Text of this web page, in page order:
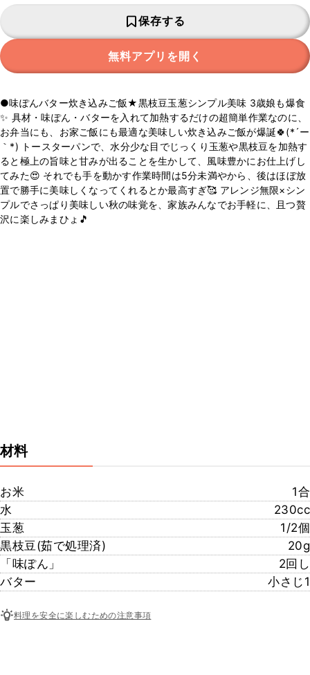
保存する
無料アプリを開く
●味ぽんバター炊き込みご飯★黒枝豆玉葱シンプル美味 3歳娘も爆食
✨ 具材・味ぽん・バターを入れて加熱するだけの超簡単作業なのに、
お弁当にも、お家ご飯にも最適な美味しい炊き込みご飯が爆誕🍀(*´ー
｀*) トースターパンで、水分少な目でじっくり玉葱や黒枝豆を加熱す
ると極上の旨味と甘みが出ることを生かして、風味豊かにお仕上げし
てみた😍 それでも手を動かす作業時間は5分未満やから、後はほぼ放
置で勝手に美味しくなってくれるとか最高すぎ🥰 アレンジ無限×シン
プルでさっぱり美味しい秋の味覚を、家族みんなでお手軽に、且つ贅
沢に楽しみまひょ🎵
材料
お米
1合
水
230cc
玉葱
1/2個
黒枝豆(茹で処理済)
20g
「味ぽん」
2回し
バター
小さじ1
料理を安全に楽しむための注意事項